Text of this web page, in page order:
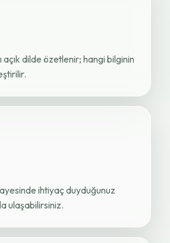
açık dilde özetlenir; hangi bilginin
ihtiyaç duyduğunuz
ulaşabilirsiniz.